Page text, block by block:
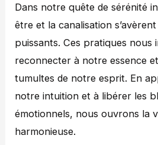
Dans notre quête de sérénité
être et la canalisation
puissants. Ces pratiques nous
reconnecter à notre essence
tumultes de notre esprit. En
notre intuition et à libérer les
émotionnels, nous ouvrons la
harmonieuse.